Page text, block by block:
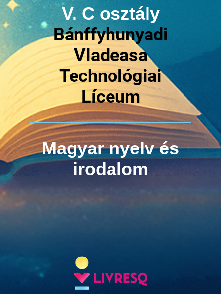
V. C osztály
Bánffyhunyadi
Vladeasa
Technológiai
Líceum
Magyar nyelv és
irodalom